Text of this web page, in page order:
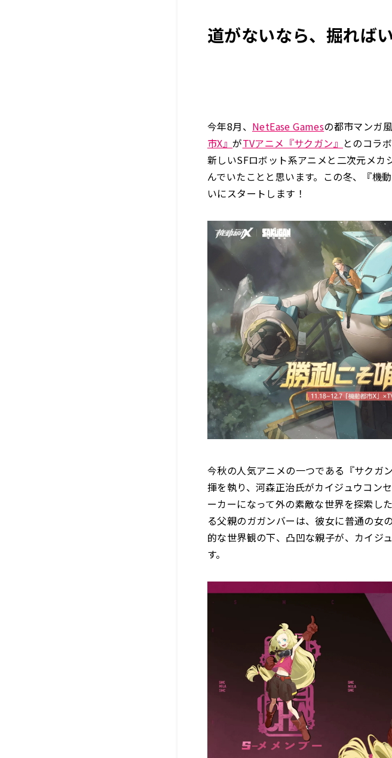
道がないなら、掘れば
今年8月、 NetEase Gamesの都市マンガ
市X』がTVアニメ『サクガン』 とのコラ
新しいSFロボット系アニメと二次元メ
んでいたことと思います。この冬、『機
いにスタートします！
今秋の人気アニメの一つである『サクガ
揮を執り、河森正治氏がカイジュウコン
ーカーになって外の素敵な世界を探索し
る父親のガガンバーは、彼女に普通の女
的な世界観の下、凸凹な親子が、カイジ
す。